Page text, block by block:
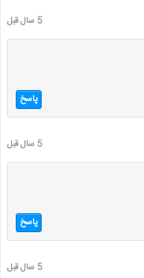
5 سال قبل
پاسخ
5 سال قبل
پاسخ
5 سال قبل